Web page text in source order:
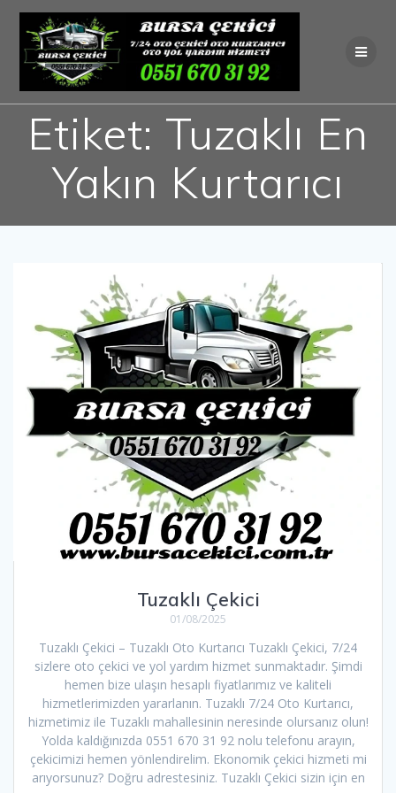
Skip
to
content
Etiket: Tuzaklı En
Yakın Kurtarıcı
Tuzaklı Çekici
01/08/2025
Tuzaklı Çekici – Tuzaklı Oto Kurtarıcı Tuzaklı Çekici, 7/24
sizlere oto çekici ve yol yardım hizmet sunmaktadır. Şimdi
hemen bize ulaşın hesaplı fiyatlarımız ve kaliteli
hizmetlerimizden yararlanın. Tuzaklı 7/24 Oto Kurtarıcı,
hizmetimiz ile Tuzaklı mahallesinin neresinde olursanız olun!
Yolda kaldığınızda 0551 670 31 92 nolu telefonu arayın,
çekicimizi hemen yönlendirelim. Ekonomik çekici hizmeti mi
arıyorsunuz? Doğru adrestesiniz. Tuzaklı Çekici sizin için en